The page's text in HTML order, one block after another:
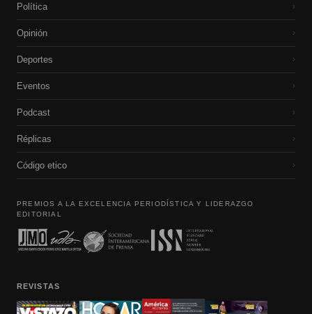
Política ›
Opinión ›
Deportes ›
Eventos ›
Podcast ›
Réplicas ›
Código etico ›
PREMIOS A LA EXCELENCIA PERIODÍSTICA Y LIDERAZGO
EDITORIAL
REVISTAS